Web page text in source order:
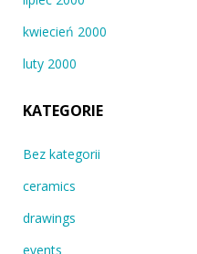
kwiecień 2000
luty 2000
KATEGORIE
Bez kategorii
ceramics
drawings
events